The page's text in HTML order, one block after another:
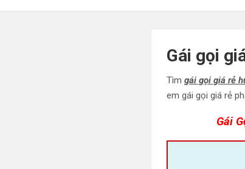
Gái gọi
Tìmgái gọi giá rẻ
em gái gọi giá rẻ
Gái